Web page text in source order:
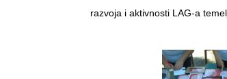
razvoja i aktivnosti LAG-a